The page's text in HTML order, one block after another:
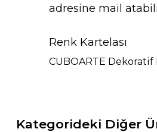
adresine mail
Renk Kartelası
CUBOARTE Dekoratif
Kategorideki Diğer